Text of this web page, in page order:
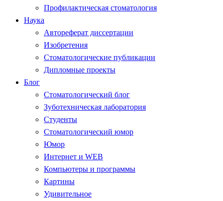
Профилактическая стоматология
Наука
Автореферат диссертации
Изобретения
Стоматологические публикации
Дипломные проекты
Блог
Стоматологический блог
Зуботехническая лаборатория
Студенты
Стоматологический юмор
Юмор
Интернет и WEB
Компьютеры и программы
Картины
Удивительное